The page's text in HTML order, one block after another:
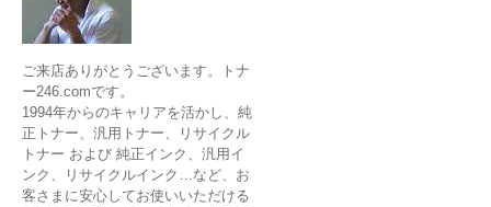
ご来店ありがとうございます。トナ
ー246.comです。
1994年からのキャリアを活かし、純
正トナー、汎用トナー、リサイクル
トナー および 純正インク、汎用イ
ンク、リサイクルインク…など、お
客さまに安心してお使いいただける